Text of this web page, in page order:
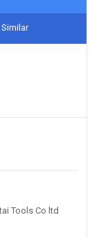
Similar
Tools Co ltd